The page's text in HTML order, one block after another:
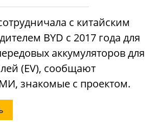
с китайским
BYD с 2017 года для
аккумуляторов для
(EV), сообщают
знакомые с проектом.